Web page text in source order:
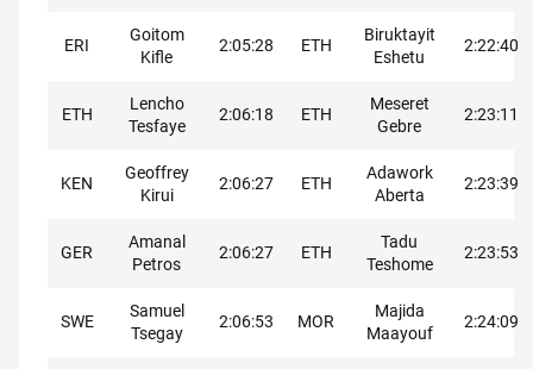
ERI
Goitom
Kifle
2:05:28 ETH
Biruktayit
Eshetu
2:22:40
ETH
Lencho
Tesfaye
2:06:18 ETH
Meseret
Gebre
2:23:11
KEN
Geoffrey
Kirui
2:06:27 ETH
Adawork
Aberta
2:23:39
GER
Amanal
Petros
2:06:27 ETH
Tadu
Teshome
2:23:53
SWE
Samuel
Tsegay
2:06:53 MOR
Majida
Maayouf
2:24:09